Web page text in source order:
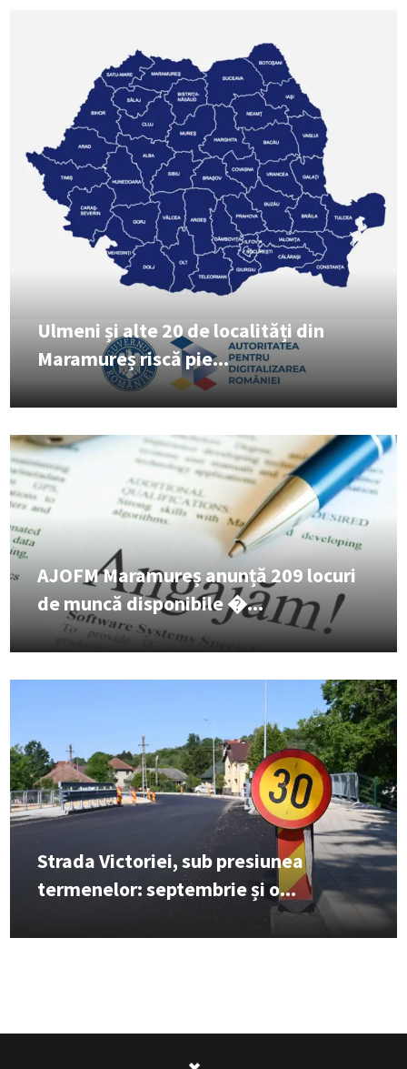
Ulmeni și alte 20 de localități din
Maramureș riscă pie...
AJOFM Maramureș anunță 209 locuri
de muncă disponibile �...
Strada Victoriei, sub presiunea
termenelor: septembrie și o...